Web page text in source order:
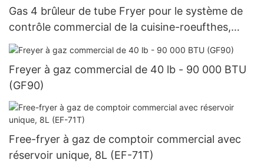
Gas 4 brûleur de tube Fryer pour le système de
contrôle commercial de la cuisine-roeufthes,
120000 BTU (GF120)
Freyer à gaz commercial de 40 lb - 90 000 BTU
(GF90)
Free-fryer à gaz de comptoir commercial avec
réservoir unique, 8L (EF-71T)